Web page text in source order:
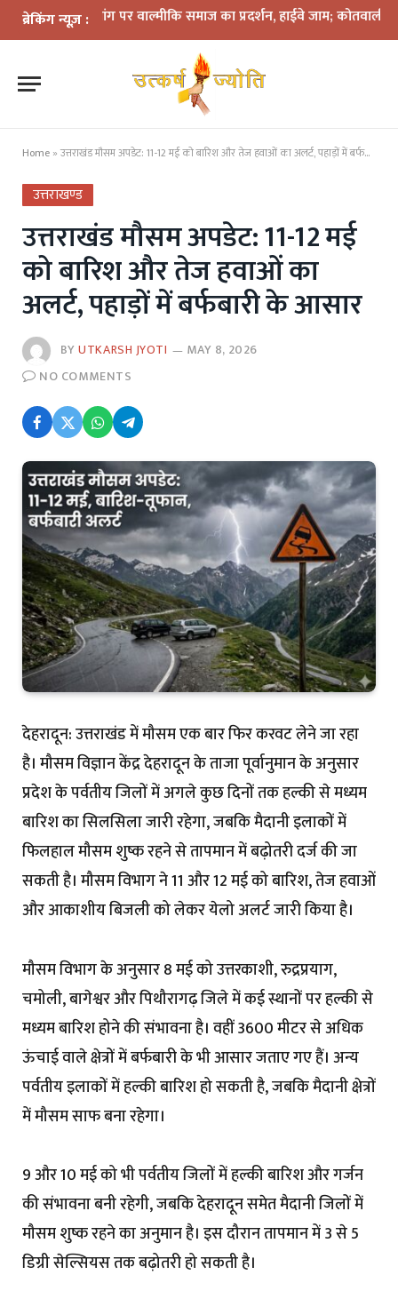
ब्रेकिंग न्यूज़ :
की मांग पर वाल्मीकि समाज का प्रदर्शन, हाईवे जाम; कोतवाली घेराव की
Home » उत्तराखंड मौसम अपडेट: 11-12 मई को बारिश और तेज हवाओं का अलर्ट, पहाड़ों में बर्फबारी के आसार
उत्तराखण्ड
उत्तराखंड मौसम अपडेट: 11-12 मई
को बारिश और तेज हवाओं का
अलर्ट, पहाड़ों में बर्फबारी के आसार
BYUTKARSH JYOTI
MAY 8, 2026
NO COMMENTS
देहरादून: उत्तराखंड में मौसम एक बार फिर करवट लेने जा रहा
है। मौसम विज्ञान केंद्र देहरादून के ताजा पूर्वानुमान के अनुसार
प्रदेश के पर्वतीय जिलों में अगले कुछ दिनों तक हल्की से मध्यम
बारिश का सिलसिला जारी रहेगा, जबकि मैदानी इलाकों में
फिलहाल मौसम शुष्क रहने से तापमान में बढ़ोतरी दर्ज की जा
सकती है। मौसम विभाग ने 11 और 12 मई को बारिश, तेज हवाओं
और आकाशीय बिजली को लेकर येलो अलर्ट जारी किया है।
मौसम विभाग के अनुसार 8 मई को उत्तरकाशी, रुद्रप्रयाग,
चमोली, बागेश्वर और पिथौरागढ़ जिले में कई स्थानों पर हल्की से
मध्यम बारिश होने की संभावना है। वहीं 3600 मीटर से अधिक
ऊंचाई वाले क्षेत्रों में बर्फबारी के भी आसार जताए गए हैं। अन्य
पर्वतीय इलाकों में हल्की बारिश हो सकती है, जबकि मैदानी क्षेत्रों
में मौसम साफ बना रहेगा।
9 और 10 मई को भी पर्वतीय जिलों में हल्की बारिश और गर्जन
की संभावना बनी रहेगी, जबकि देहरादून समेत मैदानी जिलों में
मौसम शुष्क रहने का अनुमान है। इस दौरान तापमान में 3 से 5
डिग्री सेल्सियस तक बढ़ोतरी हो सकती है।